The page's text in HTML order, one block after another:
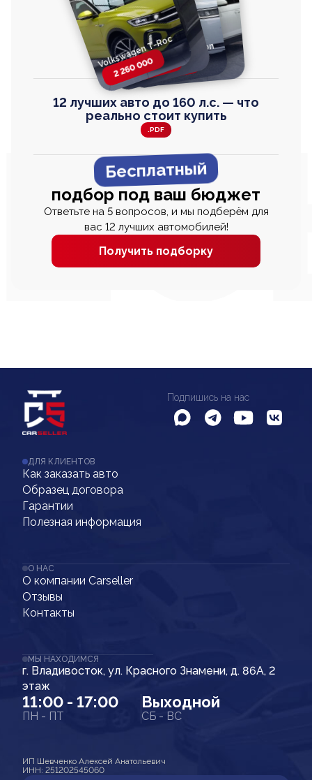
Volkswagen T-Roc
2 260 000
Toyota Harrier
2 820 000
Honda Step Wagon
2 820 000
Volkswagen
TAYRON
2 670 000
12 лучших авто до 160 л.с. — что
реально стоит купить
.PDF
Бесплатный
подбор под ваш бюджет
Ответьте на 5 вопросов, и мы подберём для
вас 12 лучших автомобилей!
Получить подборку
Подпишись на нас
ДЛЯ КЛИЕНТОВ
Как заказать авто
Образец договора
Гарантии
Полезная информация
О НАС
О компании Carseller
Отзывы
Контакты
МЫ НАХОДИМСЯ
г. Владивосток, ул. Красного Знамени, д. 86А, 2
этаж
11:00 - 17:00
ПН - ПТ
Выходной
СБ - ВС
ИП Шевченко Алексей Анатольевич
ИНН: 251202545060